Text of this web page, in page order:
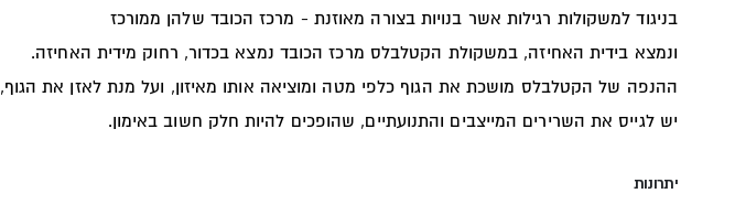
בניגוד למשקולות רגילות אשר בנויות בצורה מאוזנת - מרכז הכובד שלהן ממורכז
ונמצא בידית האחיזה, במשקולת הקטלבלס מרכז הכובד נמצא בכדור, רחוק מידית האחיזה.
ההנפה של הקטלבלס מושכת את הגוף כלפי מטה ומוציאה אותו מאיזון, ועל מנתלאזן את הגוף,
יש לגייס את השרירים המייצבים והתנועתיים, שהופכים להיות חלק חשוב באימון.
יתרונות